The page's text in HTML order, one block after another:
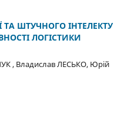
ТА ШТУЧНОГО ІНТЕЛЕКТУ
ЛОГІСТИКИ
, Владислав ЛЕСЬКО, Юрій